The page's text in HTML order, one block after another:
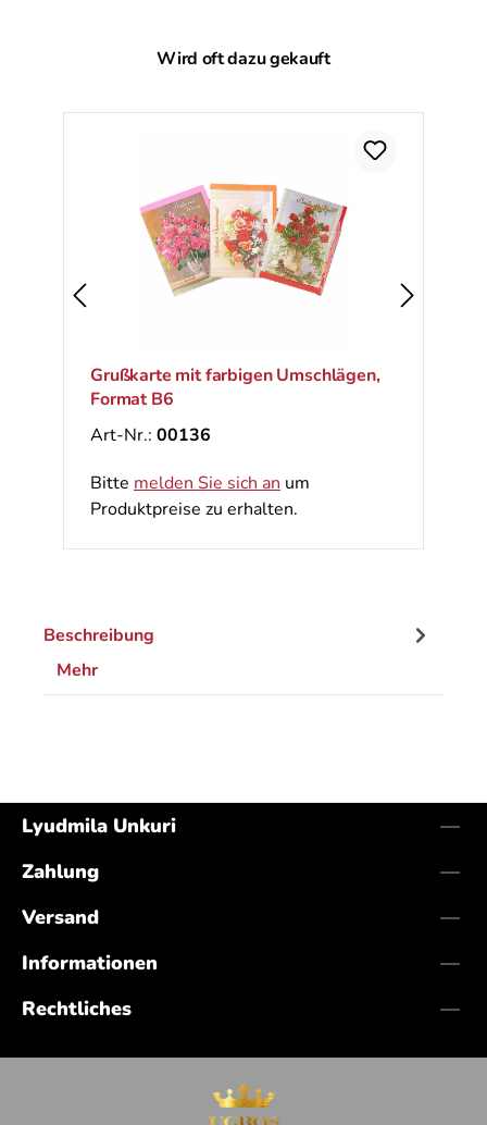
Produktgalerie überspringen
Wird oft dazu gekauft
Grußkarte mit farbigen Umschlägen,
Format B6
Art-Nr.: 00136
Bitte melden Sie sich an um
Produktpreise zu erhalten.
Beschreibung
Mehr
Lyudmila Unkuri
Zahlung
Versand
Informationen
Rechtliches